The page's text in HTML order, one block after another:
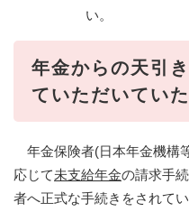
い。
年金からの天引
ていただいてい
年金保険者(日本年金機構
応じて未支給年金の請求手
者へ正式な手続きをされて